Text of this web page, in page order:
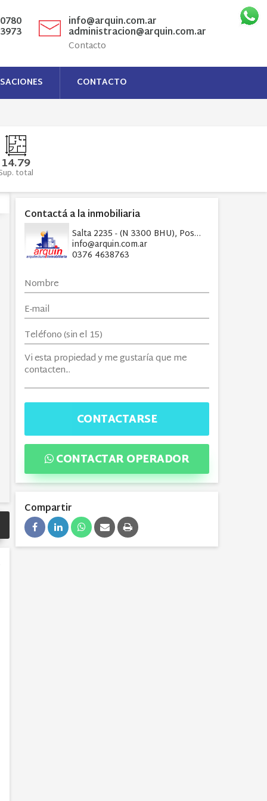
info@arquin.com.ar
administracion@arquin.com.ar
Contacto
CONTACTO
14.79
total
Contactá a la inmobiliaria
Salta 2235 - (N 3300 BHU), Posadas, Misiones
info@arquin.com.ar
0376 4638763
CONTACTARSE
CONTACTAR OPERADOR
Compartir